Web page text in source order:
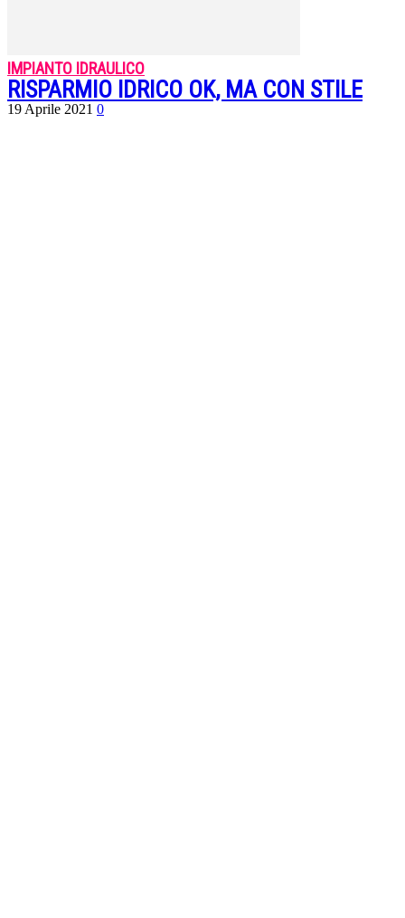
IMPIANTO IDRAULICO
RISPARMIO IDRICO OK, MA CON STILE
19 Aprile 2021 0